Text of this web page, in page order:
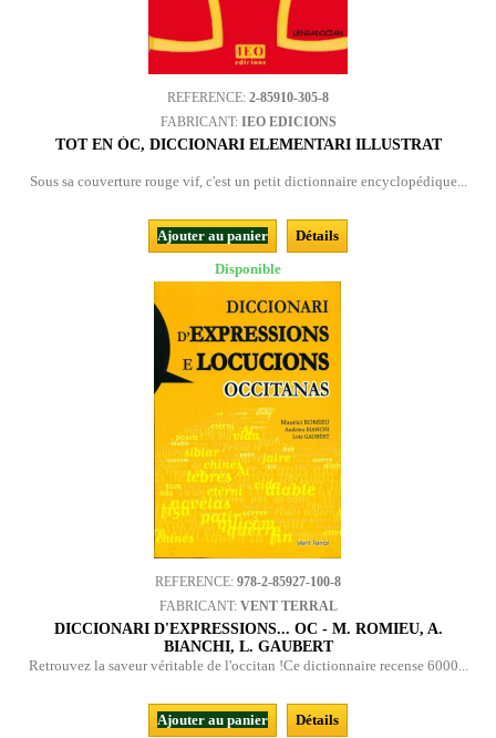
REFERENCE: 2-85910-305-8
FABRICANT: IEO EDICIONS
TOT EN ÒC, DICCIONARI ELEMENTARI ILLUSTRAT
Sous sa couverture rouge vif, c'est un petit dictionnaire encyclopédique...
Ajouter au panier
Détails
Disponible
REFERENCE: 978-2-85927-100-8
FABRICANT: VENT TERRAL
DICCIONARI D'EXPRESSIONS... OC - M. ROMIEU, A.
BIANCHI, L. GAUBERT
Retrouvez la saveur véritable de l'occitan !Ce dictionnaire recense 6000...
Ajouter au panier Détails